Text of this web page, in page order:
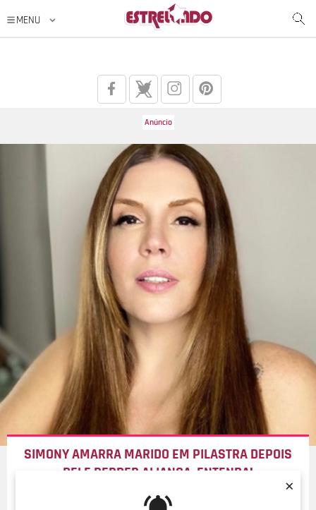
×
SIMONY AMARRA MARIDO EM PILASTRA DEPOIS
DELE PERDER ALIANÇA, ENTENDA!
06/Ago/